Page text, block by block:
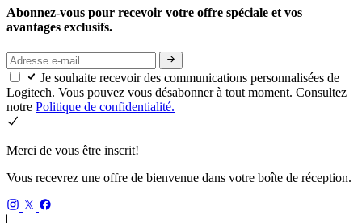
Abonnez-vous pour recevoir votre offre spéciale et vos
avantages exclusifs.
Je souhaite recevoir des communications personnalisées de
Logitech. Vous pouvez vous désabonner à tout moment. Consultez
notre Politique de confidentialité.
Merci de vous être inscrit!
Vous recevrez une offre de bienvenue dans votre boîte de réception.